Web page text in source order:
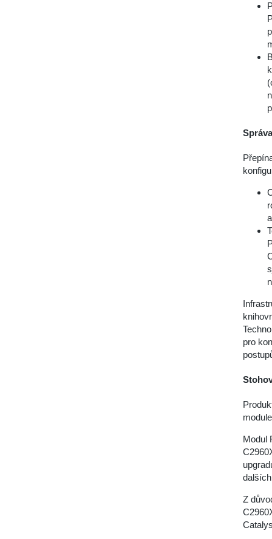
pro
Modul
Z